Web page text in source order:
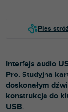
Interfejs audio
Pro. Studyjna
doskonałym
konstrukcja do
USB.